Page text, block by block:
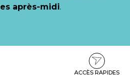
après-midi.
ACCÈS RAPIDES